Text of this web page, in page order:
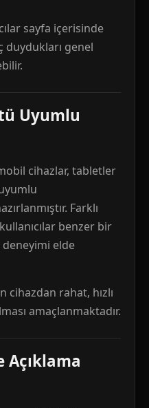
sayfa içerisinde
duydukları genel
Uyumlu
cihazlar, tabletler
Farklı
benzer bir
elde
cihazdan rahat, hızlı
amaçlanmaktadır.